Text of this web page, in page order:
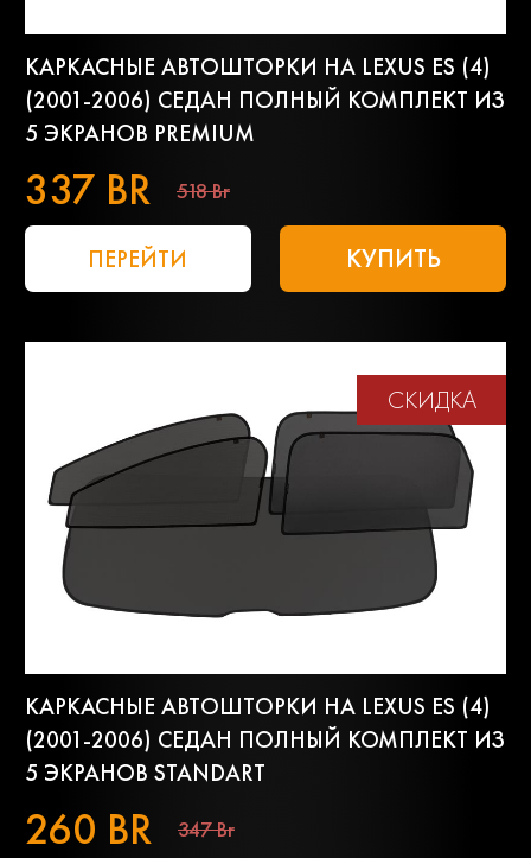
КАРКАСНЫЕ АВТОШТОРКИ НА LEXUS ES (4)
(2001-2006) СЕДАН ПОЛНЫЙ КОМПЛЕКТ ИЗ
5 ЭКРАНОВ PREMIUM
337 BR 518 Br
ПЕРЕЙТИ КУПИТЬ
СКИДКА
КАРКАСНЫЕ АВТОШТОРКИ НА LEXUS ES (4)
(2001-2006) СЕДАН ПОЛНЫЙ КОМПЛЕКТ ИЗ
5 ЭКРАНОВ STANDART
260 BR 347 Br